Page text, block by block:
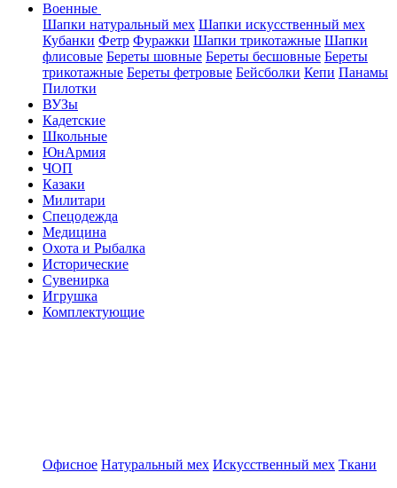
Военные
Шапки натуральный мех Шапки искусственный мех
Кубанки Фетр Фуражки Шапки трикотажные Шапки
флисовые Береты шовные Береты бесшовные Береты
трикотажные Береты фетровые Бейсболки Кепи Панамы
Пилотки
ВУЗы
Кадетские
Школьные
ЮнАрмия
ЧОП
Казаки
Милитари
Спецодежда
Медицина
Охота и Рыбалка
Исторические
Сувенирка
Игрушка
Комплектующие
Офисное Натуральный мех Искусственный мех Ткани